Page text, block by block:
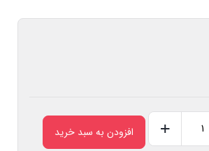
+ افزودن به سبد خرید